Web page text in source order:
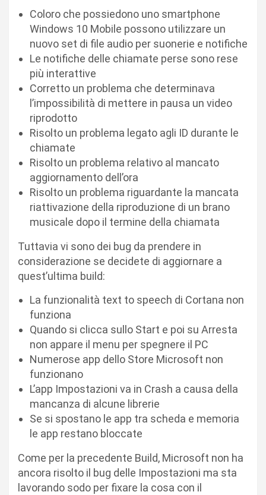
Coloro che possiedono uno smartphone
Windows 10 Mobile possono utilizzare un
nuovo set di file audio per suonerie e notifiche
Le notifiche delle chiamate perse sono rese
più interattive
Corretto un problema che determinava
l’impossibilità di mettere in pausa un video
riprodotto
Risolto un problema legato agli ID durante le
chiamate
Risolto un problema relativo al mancato
aggiornamento dell’ora
Risolto un problema riguardante la mancata
riattivazione della riproduzione di un brano
musicale dopo il termine della chiamata
Tuttavia vi sono dei bug da prendere in
considerazione se decidete di aggiornare a
quest’ultima build:
La funzionalità text to speech di Cortana non
funziona
Quando si clicca sullo Start e poi su Arresta
non appare il menu per spegnere il PC
Numerose app dello Store Microsoft non
funzionano
L’app Impostazioni va in Crash a causa della
mancanza di alcune librerie
Se si spostano le app tra scheda e memoria
le app restano bloccate
Come per la precedente Build, Microsoft non ha
ancora risolto il bug delle Impostazioni ma sta
lavorando sodo per fixare la cosa con il